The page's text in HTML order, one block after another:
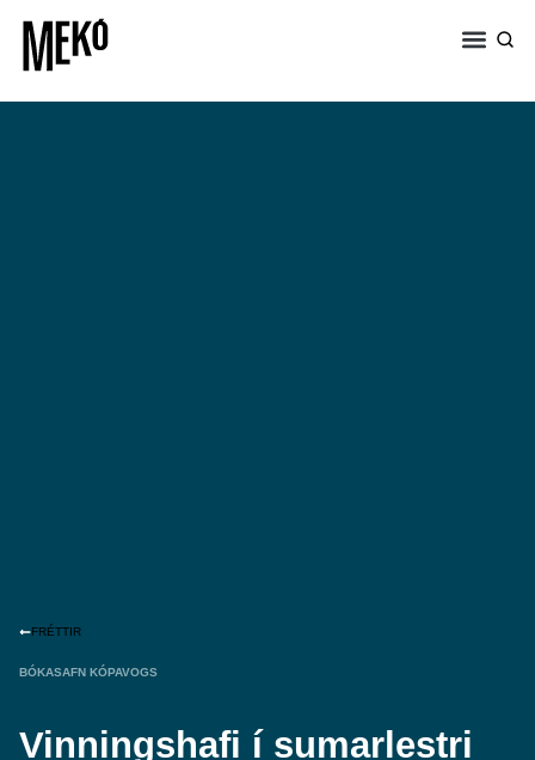
FRÉTTIR
BÓKASAFN KÓPAVOGS
Vinningshafi í sumarlestri